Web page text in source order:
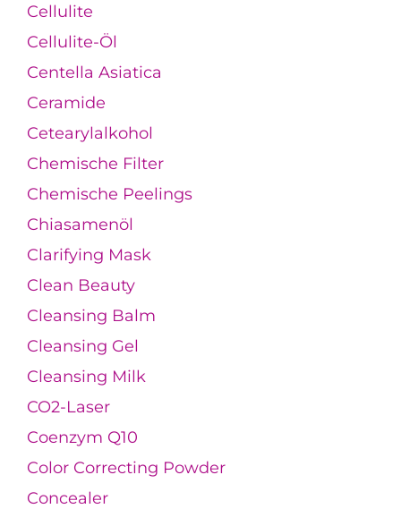
Cellulite
Cellulite-Öl
Centella Asiatica
Ceramide
Cetearylalkohol
Chemische Filter
Chemische Peelings
Chiasamenöl
Clarifying Mask
Clean Beauty
Cleansing Balm
Cleansing Gel
Cleansing Milk
CO2-Laser
Coenzym Q10
Color Correcting Powder
Concealer